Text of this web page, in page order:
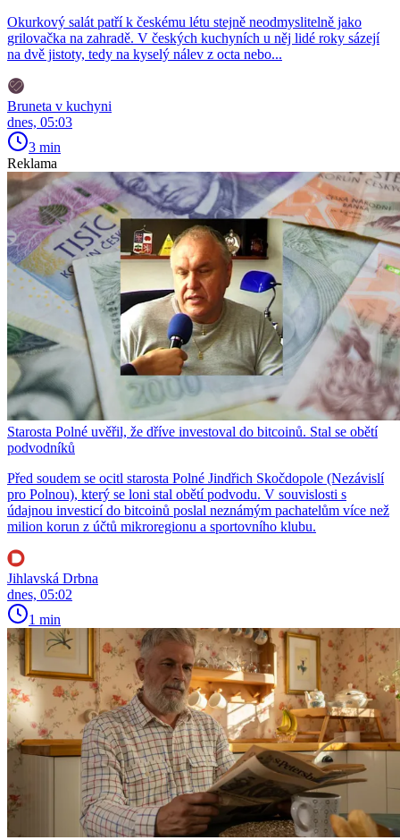
Okurkový salát patří k českému létu stejně neodmyslitelně jako
grilovačka na zahradě. V českých kuchyních u něj lidé roky sázejí
na dvě jistoty, tedy na kyselý nálev z octa nebo...
Bruneta v kuchyni
dnes, 05:03
3 min
Reklama
Starosta Polné uvěřil, že dříve investoval do bitcoinů. Stal se obětí
podvodníků
Před soudem se ocitl starosta Polné Jindřich Skočdopole (Nezávislí
pro Polnou), který se loni stal obětí podvodu. V souvislosti s
údajnou investicí do bitcoinů poslal neznámým pachatelům více než
milion korun z účtů mikroregionu a sportovního klubu.
Jihlavská Drbna
dnes, 05:02
1 min